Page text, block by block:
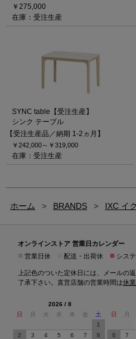
￥275,000
在庫：受注生産
SYNC table【受注生産】
シンク テーブル
【受注生産品／納期 1-2ヵ月】
￥242,000～ ￥319,000
在庫：受注生産
ホーム > BRANDS > IXC イ
オンラインストア 営業日カレンダー
営業日休 配送・出荷休 ■ シス
上記色のついた定休日には、メールの
了承下さい。直営店舗の営業時間は休
2026 / 8
日
月 火 水 木 金
土
1
2
3 4 5 6 7
8
日
月
6
7